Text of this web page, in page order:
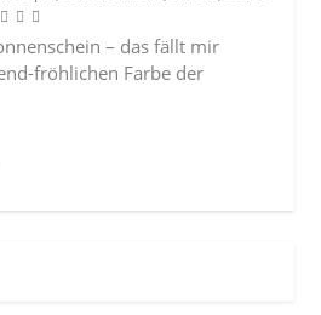
– das fällt mir
fröhlichen Farbe der